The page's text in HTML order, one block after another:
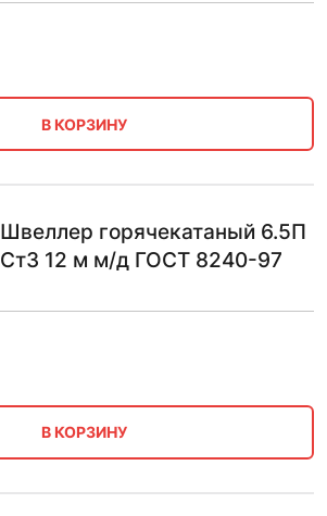
В КОРЗИНУ
Швеллер горячекатаный 6.5П
Ст3 12 м м/д ГОСТ 8240-97
В КОРЗИНУ